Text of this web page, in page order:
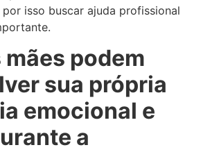
isso buscar ajuda profissional
mães podem
sua própria
emocional e
a